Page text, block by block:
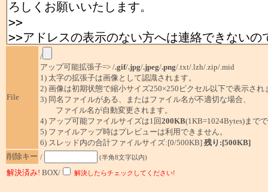
File
/
アップ可能拡張子=> /.gif/.jpg/.jpeg/.png/.txt/.lzh/.zip/.mid
1) 太字の拡張子は画像として認識されます。
2) 画像は初期状態で縮小サイズ250×250ピクセル以下で表示され
3) 同名ファイルがある、またはファイル名が不適切な場合、
ファイル名が自動変更されます。
4) アップ可能ファイルサイズは1回200KB(1KB=1024Bytes)まで
5) ファイルアップ時はプレビューは利用できません。
6) スレッド内の合計ファイルサイズ:[0/500KB] 残り:[500KB]
削除キー / (半角8文字以内)
解決済み! BOX/ 解決したらチェックしてください!